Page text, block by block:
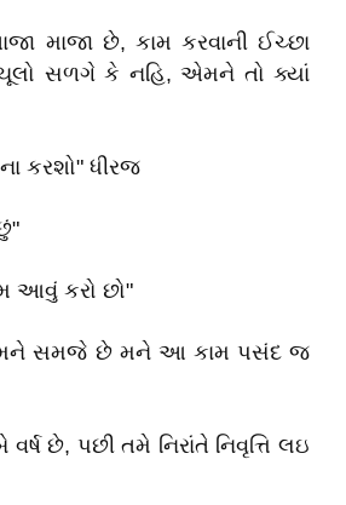
માજા છે, કામ કરવાની ઈચ્છા
ચૂલો સળગે કે નહિ, એમને તો ક્યાં
કરશો" ધીરજ
આવું કરો છો"
મને સમજે છે મને આ કામ પસંદ જ
છે, પછી તમે નિરાંતે નિવૃત્તિ લઇ